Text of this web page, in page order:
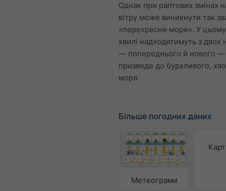
Однак при раптових змінах
вітру може виникнути так
«перехресне море». У
хвилі надходитимуть з двох
— попереднього й нового
призведе до бурхливого,
моря.
Більше погодних даних
Метеограми